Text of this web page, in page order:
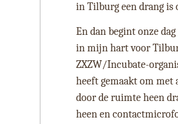
in Tilburg een drang is
En dan begint onze
in mijn hart voor
ZXZW/Incubate-
heeft gemaakt om met
door de ruimte heen
heen en